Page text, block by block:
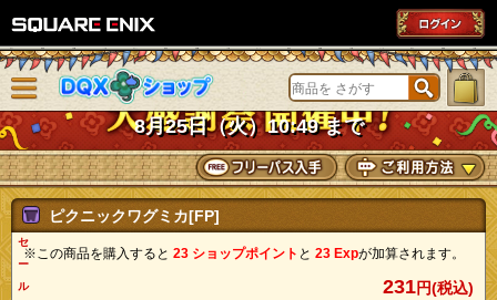
DQXショップ
8月25日（火）10:49 まで
ニューを閉じる
ピクニックワグミカ[FP]
※この商品を購入すると 23 ショップポイント と 23 Expが加算されます。
セ
ー
ル
231円(税込)